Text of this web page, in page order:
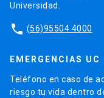
Universidad.
phone (56)95504 4000
EMERGENCIAS UC
Teléfono en caso de
riesgo tu vida dentro